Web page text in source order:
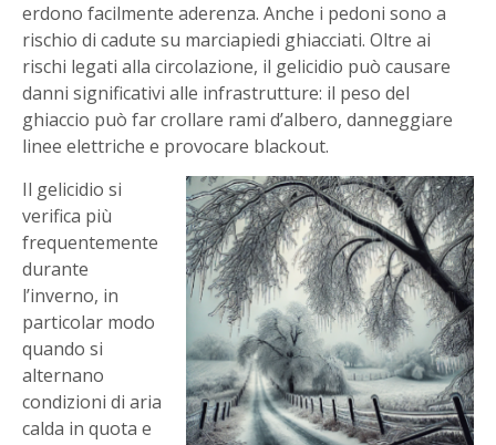
erdono facilmente aderenza. Anche i pedoni sono a
rischio di cadute su marciapiedi ghiacciati. Oltre ai
rischi legati alla circolazione, il gelicidio può causare
danni significativi alle infrastrutture: il peso del
ghiaccio può far crollare rami d’albero, danneggiare
linee elettriche e provocare blackout.
Il gelicidio si
verifica più
frequentemente
durante
l’inverno, in
particolar modo
quando si
alternano
condizioni di aria
calda in quota e